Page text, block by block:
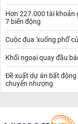
Hơn 227.000 tài
7 biến động
Cuộc đua 'xuống phố'
Khối ngoại quay đầu
Đề xuất dự án bất
chuyển nhượng